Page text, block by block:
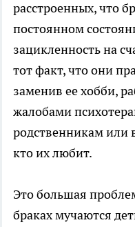
расстроенных, что
постоянном
зацикленность на
тот факт, что они
заменив ее хобби,
жалобами
родственникам или
кто их любит.
Это большая
браках мучаются